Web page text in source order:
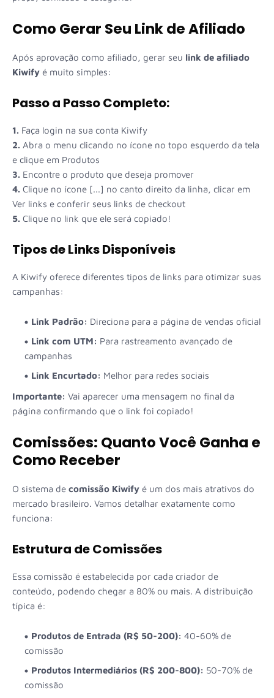
Como Gerar Seu Link de Afiliado
Após aprovação como afiliado, gerar seu link de afiliado
Kiwify é muito simples:
Passo a Passo Completo:
1. Faça login na sua conta Kiwify
2. Abra o menu clicando no ícone no topo esquerdo da tela
e clique em Produtos
3. Encontre o produto que deseja promover
4. Clique no ícone [...] no canto direito da linha, clicar em
Ver links e conferir seus links de checkout
5. Clique no link que ele será copiado!
Tipos de Links Disponíveis
A Kiwify oferece diferentes tipos de links para otimizar suas
campanhas:
Link Padrão: Direciona para a página de vendas oficial
Link com UTM: Para rastreamento avançado de
campanhas
Link Encurtado: Melhor para redes sociais
Importante: Vai aparecer uma mensagem no final da
página confirmando que o link foi copiado!
Comissões: Quanto Você Ganha e
Como Receber
O sistema de comissão Kiwify é um dos mais atrativos do
mercado brasileiro. Vamos detalhar exatamente como
funciona:
Estrutura de Comissões
Essa comissão é estabelecida por cada criador de
conteúdo, podendo chegar a 80% ou mais. A distribuição
típica é:
Produtos de Entrada (R$ 50-200): 40-60% de
comissão
Produtos Intermediários (R$ 200-800): 50-70% de
comissão